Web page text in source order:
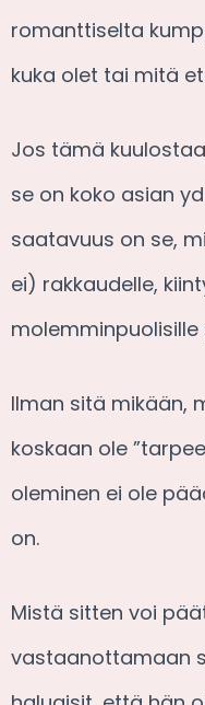
romanttiselta
kuka olet tai mitä
Jos tämä
se on koko asian
saatavuus on se,
ei) rakkaudelle,
molemminpuolisille
Ilman sitä mikään,
koskaan ole
oleminen ei ole
on.
Mistä sitten voi
vastaanottamaan